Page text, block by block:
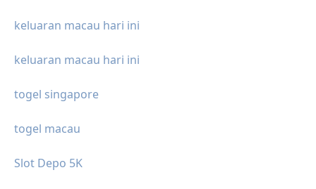
keluaran macau hari ini
keluaran macau hari ini
togel singapore
togel macau
Slot Depo 5K